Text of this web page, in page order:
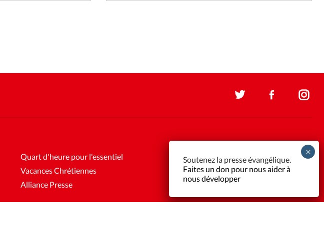
Quart d'heure pour l'essentiel
Vacances Chrétiennes
Alliance Presse
Soutenez la presse évangélique.
Faites un don pour nous aider à
nous développer